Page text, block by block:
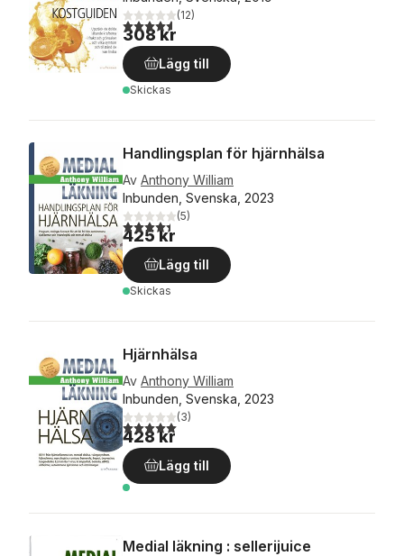
4,6utav 5 stjärnor. Totalt antal röster:
(12)
308 kr
Lägg till
Skickas
Handlingsplan för hjärnhälsa
Av Anthony William
Inbunden, Svenska, 2023
4,4utav 5 stjärnor. Totalt antal röster:
(5)
425 kr
Lägg till
Skickas
Hjärnhälsa
Av Anthony William
Inbunden, Svenska, 2023
5,0utav 5 stjärnor. Totalt antal röster:
(3)
428 kr
Lägg till
Medial läkning : sellerijuice